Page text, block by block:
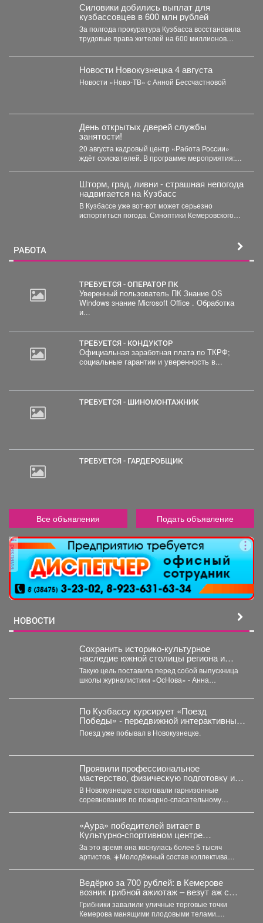
Силовики добились выплат для
кузбассовцев в 600 млн рублей
За полгода прокуратура Кузбасса восстановила
трудовые права жителей на 600 миллионов
Новости Новокузнецка 4 августа
Новости «Ново-ТВ» с Анной Бессчастновой
День открытых дверей службы
занятости!
20 августа кадровый центр «Работа России»
ждёт соискателей. В программе мероприятия:
Шторм, град, ливни - страшная непогода
надвигается на Кузбасс
В Кузбассе уже вот-вот может серьезно
испортиться погода. Синоптики Кемеровского
РАБОТА
ТРЕБУЕТСЯ - ОПЕРАТОР ПК
Уверенный пользователь ПК Знание OS
Windows знание Microsoft Office . Обработка
и...
ТРЕБУЕТСЯ - КОНДУКТОР
Официальная заработная плата по ТКРФ;
социальные гарантии и уверенность в...
ТРЕБУЕТСЯ - ШИНОМОНТАЖНИК
ТРЕБУЕТСЯ - ГАРДЕРОБЩИК
Все объявления Подать объявление
реклама
НОВОСТИ
Сохранить историко-культурное
наследие южной столицы региона и
создать доступную среду.
Такую цель поставила перед собой выпускница
школы журналистики «ОсНова» - Анна
По Кузбассу курсирует «Поезд
Победы» - передвижной интерактивный
музей, рассказывающий о событиях
Великой Отечественной войны.
Поезд уже побывал в Новокузнецке.
Проявили профессиональное
мастерство, физическую подготовку и
командный дух.
В Новокузнецке стартовали гарнизонные
соревнования по пожарно-спасательному
«Аура» победителей витает в
Культурно-спортивном центре
металлургов ЕВРАЗа уже больше 30
лет.
За это время она коснулась более 5 тысяч
артистов. ☀️Молодёжный состав коллектива
Ведёрко за 700 рублей: в Кемерове
возник грибной ажиотаж – везут аж с
Алтая
Грибники завалили уличные торговые точки
Кемерова манящими плодовыми телами.